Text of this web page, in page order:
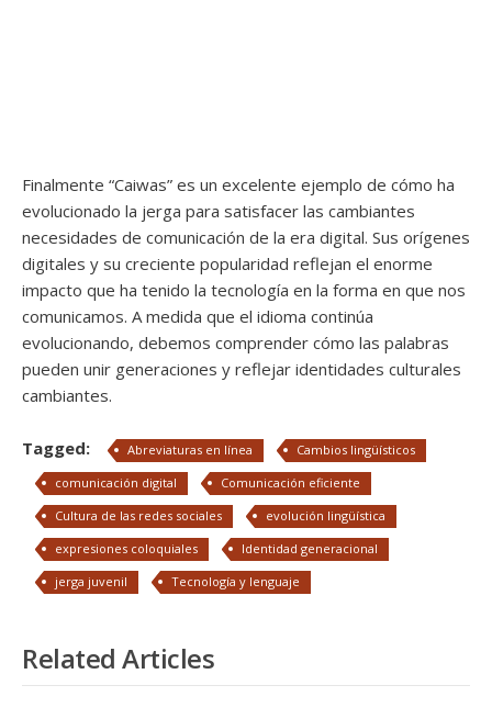
Finalmente “Caiwas” es un excelente ejemplo de cómo ha
evolucionado la jerga para satisfacer las cambiantes
necesidades de comunicación de la era digital. Sus orígenes
digitales y su creciente popularidad reflejan el enorme
impacto que ha tenido la tecnología en la forma en que nos
comunicamos. A medida que el idioma continúa
evolucionando, debemos comprender cómo las palabras
pueden unir generaciones y reflejar identidades culturales
cambiantes.
Tagged: Abreviaturas en línea
Cambios lingüísticos
comunicación digital
Comunicación eficiente
Cultura de las redes sociales
evolución lingüística
expresiones coloquiales
Identidad generacional
jerga juvenil
Tecnología y lenguaje
Related Articles